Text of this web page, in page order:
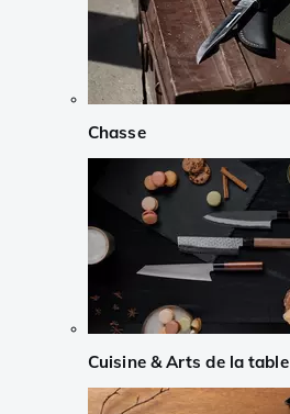
Chasse
Cuisine & Arts de la table